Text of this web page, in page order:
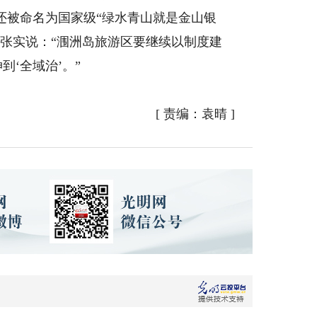
命名为国家级“绿水青山就是金山银
实说：“涠洲岛旅游区要继续以制度建
‘全域治’。”
[ 责编：袁晴 ]